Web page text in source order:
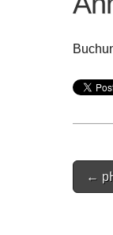
Post
←